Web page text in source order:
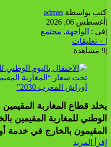
كتب بواسطة admin
| أغسطس 06, 2026
|فى : الواجهة, مجتمع
|
|9 مشاهدة
يخلد قطاع المغاربة المقيمين
الوطني للمغاربة المقيمين
المقيمون بالخارج في خدمة أوراش
إقرأ المزيد